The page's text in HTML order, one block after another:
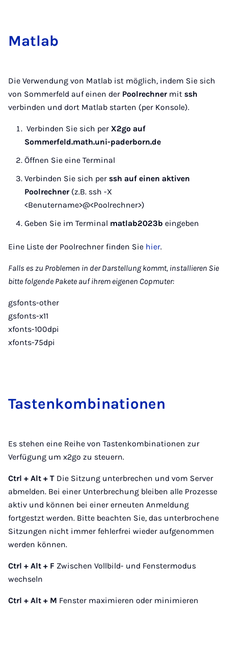
Mat­lab
Die Verwendung von Matlab ist möglich, indem Sie sich
von Sommerfeld auf einen der Poolrechner mit ssh
verbinden und dort Matlab starten (per Konsole).
Verbinden Sie sich per X2go auf
Sommerfeld.math.uni-paderborn.de
Öffnen Sie eine Terminal
Verbinden Sie sich per ssh auf einen aktiven
Poolrechner(z.B. ssh -X
<Benutername>@<Poolrechner>)
Geben Sie im Terminal matlab2023b eingeben
Eine Liste der Poolrechner finden Sie hier.
Falls es zu Problemen in der Darstellung kommt, installieren Sie
bitte folgende Pakete auf ihrem eigenen Copmuter:
gsfonts-other
gsfonts-x11
xfonts-100dpi
xfonts-75dpi
Tas­ten­kom­bi­na­ti­o­nen
Es stehen eine Reihe von Tastenkombinationen zur
Verfügung um x2go zu steuern.
Ctrl + Alt + T Die Sitzung unterbrechen und vom Server
abmelden. Bei einer Unterbrechung bleiben alle Prozesse
aktiv und können bei einer erneuten Anmeldung
fortgestzt werden. Bitte beachten Sie, das unterbrochene
Sitzungen nicht immer fehlerfrei wieder aufgenommen
werden können.
Ctrl + Alt + F Zwischen Vollbild- und Fenstermodus
wechseln
Ctrl + Alt + M Fenster maximieren oder minimieren